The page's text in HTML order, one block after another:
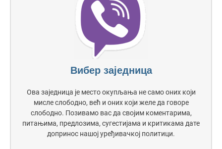
Вибер заједница
Ова заједница је место окупљања не само оних који
мисле слободно, већ и оних који желе да говоре
слободно. Позивамо вас да својим коментарима,
питањима, предлозима, сугестијама и критикама дате
допринос нашој уређивачкој политици.